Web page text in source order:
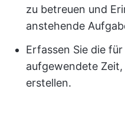
zu betreuen und
anstehende
Erfassen Sie die
aufgewendete
erstellen.